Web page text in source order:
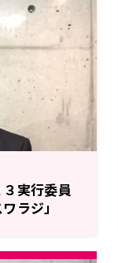
実行委員
ラジ」